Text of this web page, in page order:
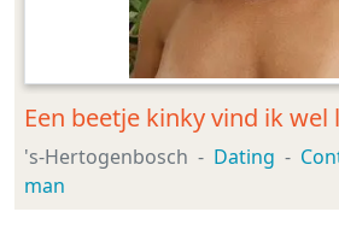
Een beetje kinky vind ik wel
's-Hertogenbosch Dating
man